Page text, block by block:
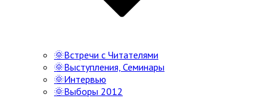
🌞Встречи с Читателями
🌞Выступления, Семинары
🌞Интервью
🌞Выборы 2012